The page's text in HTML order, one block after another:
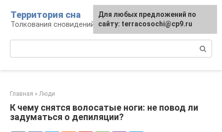
контенту
Территория сна
Толкования сновидений
Главная » Люди
К чему снятся волосатые ноги: не повод ли
задуматься о депиляции?
Для любых предложений по
сайту: terracosochi@cp9.ru